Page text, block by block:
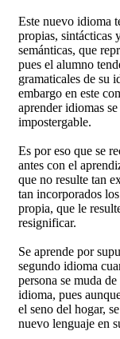
Este nuevo idioma
propias, sintácticas
semánticas, que
pues el alumno
gramaticales de su
embargo en este
aprender idiomas
impostergable.
Es por eso que se
antes con el
que no resulte tan
tan incorporados
propia, que le
resignificar.
Se aprende por
segundo idioma
persona se muda
idioma, pues
el seno del hogar,
nuevo lenguaje en